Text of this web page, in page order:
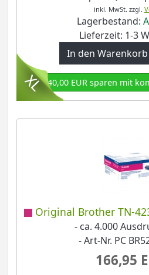
inkl. MwSt. zzgl.
Lagerbestand:
Lieferzeit: 1-3
In den Warenkorb
140,00 EUR sparen mit
Original Brother TN-
- ca. 4.000
- Art-Nr. PC
166,95